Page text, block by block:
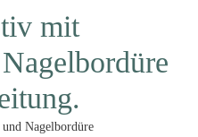
mit